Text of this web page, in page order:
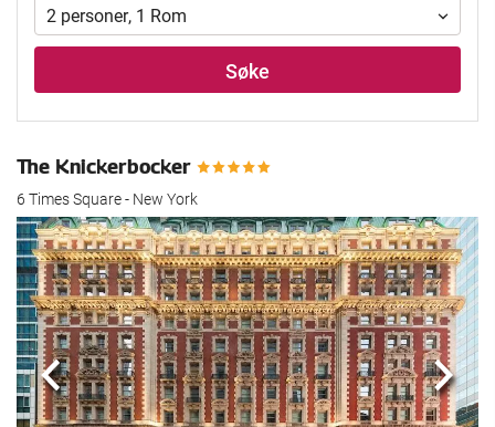
2 personer, 1 Rom
Søke
The Knickerbocker
6 Times Square - New York
Forrige